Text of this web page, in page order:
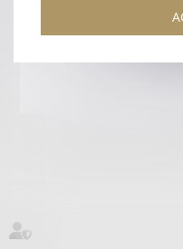
11 Place des Cinq